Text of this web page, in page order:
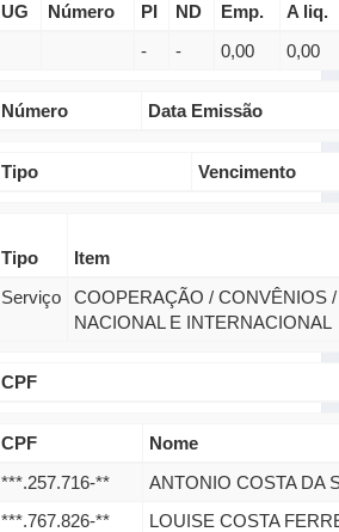
UG Número PI ND Emp.
A liq.
-
- 0,00 0,00
Número Data Emissão
Tipo Vencimento
Tipo
Item
Serviço
COOPERAÇÃO / CONVÊNIOS
NACIONAL E INTERNACIONAL
CPF
CPF
Nome
***.257.716-**
ANTONIO COSTA DA
***.767.826-**
LOUISE COSTA